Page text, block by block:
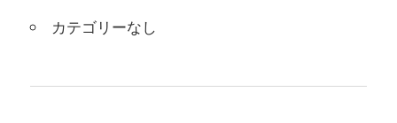
カテゴリーなし